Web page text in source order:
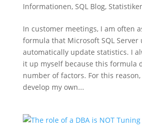
Informationen, SQL Blog,
In customer meetings, I am often
formula that Microsoft SQL Server
automatically update statistics. I
it up myself because this formula
number of factors. For this
develop my own...